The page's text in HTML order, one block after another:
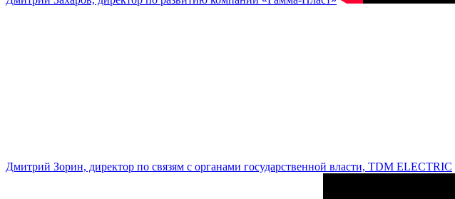
Дмитрий Зорин, директор по связям с органами государственной власти, TDM ELECTRIC